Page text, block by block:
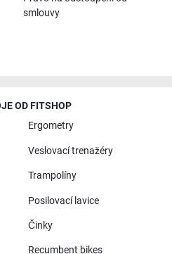
smlouvy
OD FITSHOP
Ergometry
Veslovací trenažéry
Trampolíny
Posilovací lavice
Činky
Recumbent bikes